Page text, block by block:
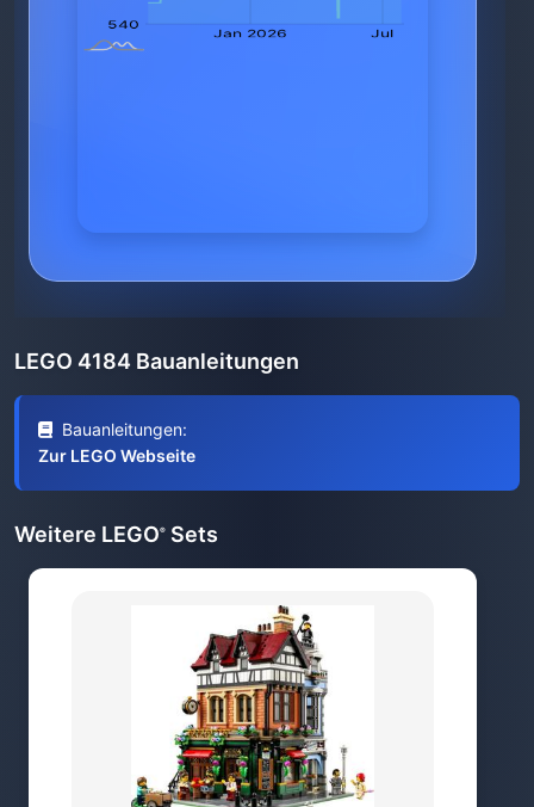
LEGO 4184 Bauanleitungen
Bauanleitungen:
Zur LEGO Webseite
Weitere LEGO® Sets